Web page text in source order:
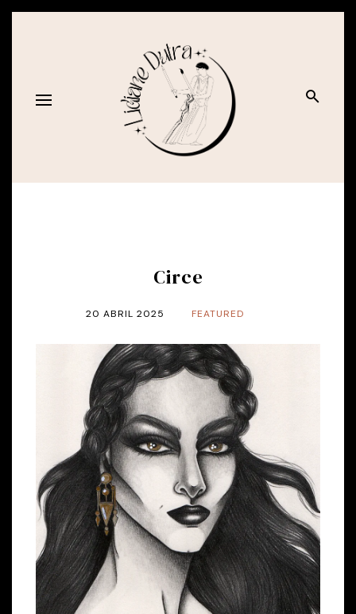
Circe
20 ABRIL 2025 FEATURED